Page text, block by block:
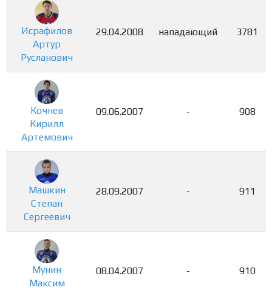
Исрафилов
Артур
Русланович
29.04.2008 нападающий 3781
Кочнев
Кирилл
Артемович
09.06.2007 - 908
Машкин
Степан
Сергеевич
28.09.2007 - 911
Мунин
Максим
08.04.2007 - 910